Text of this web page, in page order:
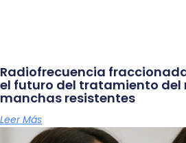
Radiofrecuencia
el futuro del tratamiento del
manchas resistentes
Leer Más